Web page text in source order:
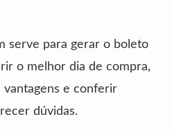
serve para gerar o boleto
o melhor dia de compra,
vantagens e conferir
dúvidas.